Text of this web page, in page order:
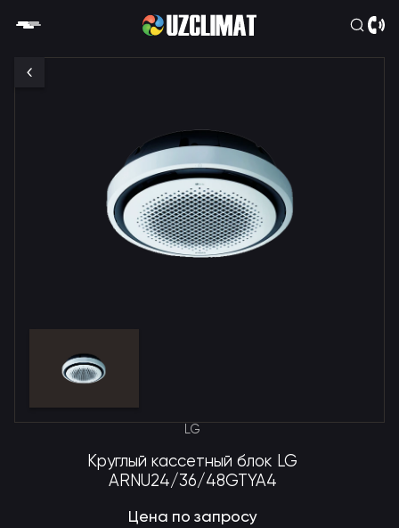
LG
Круглый кассетный блок LG
ARNU24/36/48GTYA4
Цена по запросу